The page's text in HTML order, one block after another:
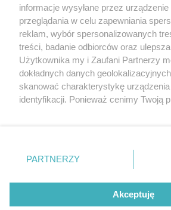
Aktualności 1 dzień temu
To śródmiejska ulica, która
ma „ogromny potencjał”.
„Pomimo tego, że jest
ściekiem komunikacyjnym”
Aktualności 1 dzień temu
Wielki wyścig jutro na ulicach
Szczecina
Aktualności 2 dni temu
Polecane
informacje wysyłane przez
przeglądania w celu zapewniania
reklam, wybór spersonalizowanych
treści, badanie odbiorców oraz
Użytkownika my i Zaufani Partnerzy
dokładnych danych
skanować charakterystykę
identyfikacji. Ponieważ cenimy Twoją
prywatności znajdujący się w lewym
. Niektóre rodzaje przetwarzania
takiemu przetwarzaniu. Preferencje
zastosowania tylko na tej witrynie.
PARTNERZY
Akceptuję